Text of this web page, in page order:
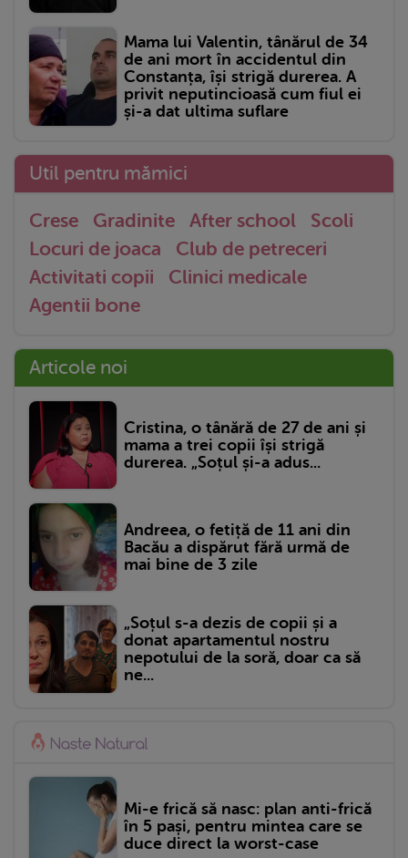
Mama lui Valentin, tânărul de 34
de ani mort în accidentul din
Constanța, își strigă durerea. A
privit neputincioasă cum fiul ei
și-a dat ultima suflare
Util pentru mămici
Crese Gradinite After school
Scoli
Locuri de joaca
Club de petreceri
Activitati copii
Clinici medicale
Agentii bone
Articole noi
Cristina, o tânără de 27 de ani și
mama a trei copii își strigă
durerea. „Soțul și-a adus...
Andreea, o fetiță de 11 ani din
Bacău a dispărut fără urmă de
mai bine de 3 zile
„Soțul s-a dezis de copii și a
donat apartamentul nostru
nepotului de la soră, doar ca să
ne...
Mi-e frică să nasc: plan anti-frică
în 5 pași, pentru mintea care se
duce direct la worst-case